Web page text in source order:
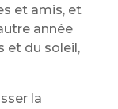
et amis, et
année
et du soleil,
la